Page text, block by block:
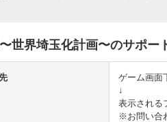
世界埼玉化計画〜のサポー
ゲーム画面
↓
表示される
※お問い合